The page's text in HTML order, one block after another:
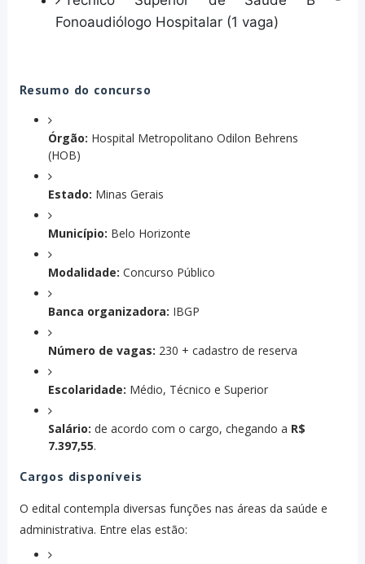
Fonoaudiólogo Hospitalar (1 vaga)
Resumo do concurso
Órgão: Hospital Metropolitano Odilon Behrens
(HOB)
Estado: Minas Gerais
Município: Belo Horizonte
Modalidade: Concurso Público
Banca organizadora: IBGP
Número de vagas: 230 + cadastro de reserva
Escolaridade: Médio, Técnico e Superior
Salário: de acordo com o cargo, chegando a R$
7.397,55.
Cargos disponíveis
O edital contempla diversas funções nas áreas da saúde e
administrativa. Entre elas estão: